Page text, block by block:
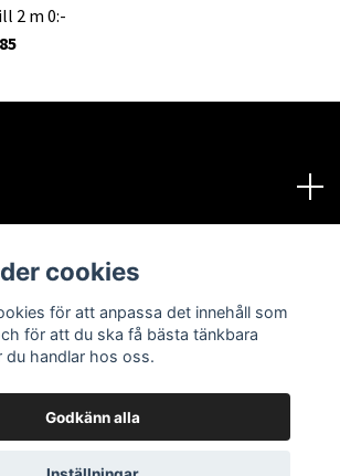
2 m 0:-
© 2026 Bodega Partybutiken
cookies
för att anpassa det innehåll som
för att du ska få bästa tänkbara
du handlar hos oss.
Godkänn alla